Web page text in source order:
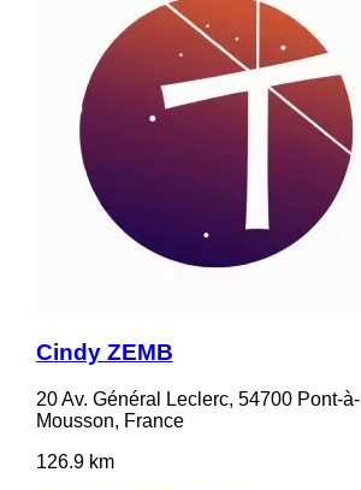
Cindy ZEMB
20 Av. Général Leclerc, 54700 Pont-à-
Mousson, France
126.9 km